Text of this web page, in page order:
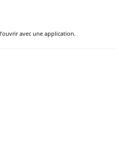
avec une application.